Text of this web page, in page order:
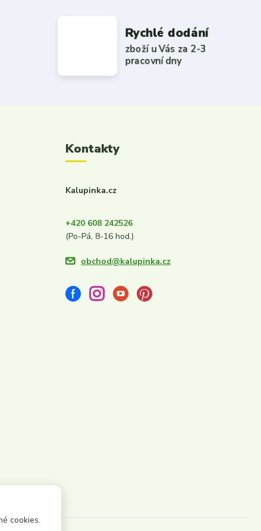
Rychlé dodání
zboží u Vás za 2-3
pracovní dny
Kontakty
Kalupinka.cz
+420 608 242526
(Po-Pá, 8-16 hod.)
obchod@kalupinka.cz
cookies.